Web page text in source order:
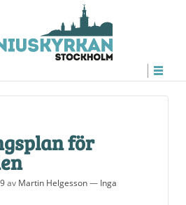
för
av Martin Helgesson— Inga